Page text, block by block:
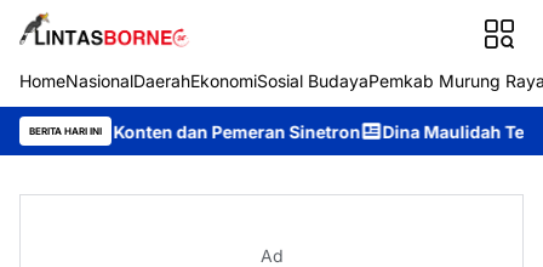
HomeNasionalDaerahEkonomiSosial BudayaPemkab Murung
BERITA HARI INI
Konten dan Pemeran Sinetron Dina Maulidah Terpilih
Ad